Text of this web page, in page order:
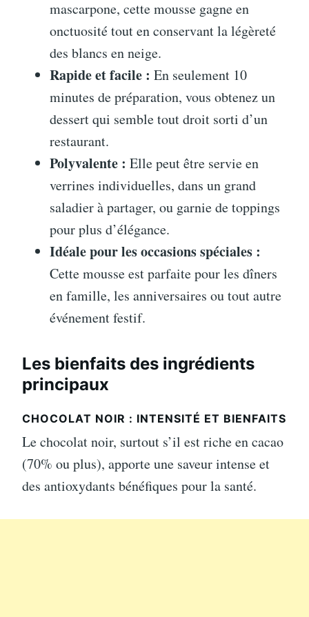
mascarpone, cette mousse gagne en
onctuosité tout en conservant la légèreté
des blancs en neige.
Rapide et facile : En seulement 10
minutes de préparation, vous obtenez un
dessert qui semble tout droit sorti d’un
restaurant.
Polyvalente : Elle peut être servie en
verrines individuelles, dans un grand
saladier à partager, ou garnie de toppings
pour plus d’élégance.
Idéale pour les occasions spéciales :
Cette mousse est parfaite pour les dîners
en famille, les anniversaires ou tout autre
événement festif.
Les bienfaits des ingrédients
principaux
CHOCOLAT NOIR : INTENSITÉ ET BIENFAITS
Le chocolat noir, surtout s’il est riche en cacao
(70% ou plus), apporte une saveur intense et
des antioxydants bénéfiques pour la santé.